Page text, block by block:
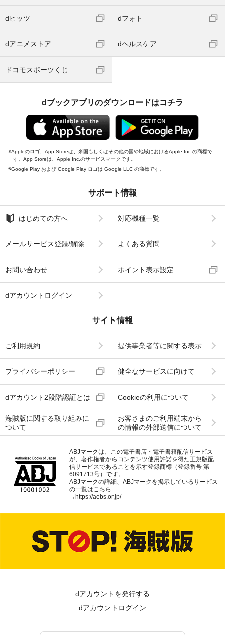
dヒッツ dフォト
dアニメストア dヘルスケア
ドコモスポーツくじ
dブックアプリのダウンロードはコチラ
Appleのロゴ、App Storeは、米国もしくはその他の国や地域におけるApple Inc.の商標で
す。App Storeは、Apple Inc.のサービスマークです。
Google Play および Google Play ロゴは Google LLC の商標です。
サポート情報
はじめての方へ 対応機種一覧
メールサービス登録/解除 よくある質問
お問い合わせ ポイント表示設定
dアカウントログイン
サイト情報
ご利用規約 提供事業者等に関する表示
プライバシーポリシー 健全なサービスに向けて
dアカウント2段階認証とは Cookieの利用について
海賊版に関する取り組みに
ついて
お客さまのご利用端末から
の情報の外部送信について
ABJマークは、この電子書店・電子書籍配信サービス
が、著作権者からコンテンツ使用許諾を得た正規版配
信サービスであることを示す登録商標（登録番号 第
6091713号）です。
ABJマークの詳細、ABJマークを掲示しているサービス
の一覧はこちら
→https://aebs.or.jp/
dアカウントを発行する
dアカウントログイン